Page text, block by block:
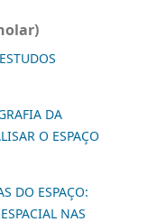
DA
O ESPAÇO
DO ESPAÇO:
NAS